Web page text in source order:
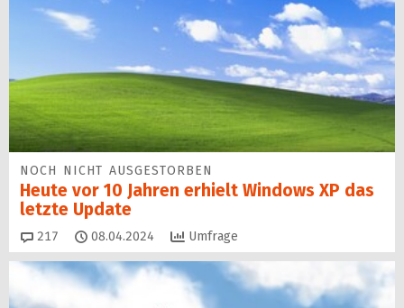
NOCH NICHT AUSGESTORBEN
Heute vor 10 Jahren erhielt Windows XP das
letzte Update
217 Kommentare
08.04.2024 Umfrage